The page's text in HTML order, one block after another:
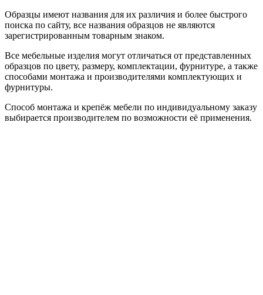
Образцы имеют названия для их различия и более быстрого
поиска по сайту, все названия образцов не являются
зарегистрированным товарным знаком.
Все мебельные изделия могут отличаться от представленных
образцов по цвету, размеру, комплектации, фурнитуре, а также
способами монтажа и производителями комплектующих и
фурнитуры.
Способ монтажа и крепёж мебели по индивидуальному заказу
выбирается производителем по возможности её применения.